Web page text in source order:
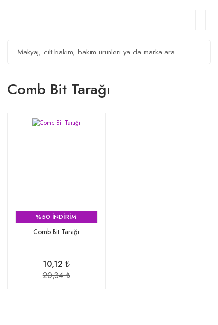
Comb Bit Tarağı
%50 İNDİRİM
Comb Bit Tarağı
10,12 ₺
20,34 ₺